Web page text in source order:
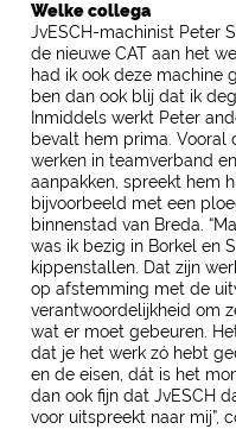
Welke collega
JvESCH-machinist Peter
de nieuwe CAT aan het
had ik ook deze machine
ben dan ook blij dat ik
Inmiddels werkt Peter
bevalt hem prima. Vooral
werken in teamverband
aanpakken, spreekt hem
bijvoorbeeld met een
binnenstad van Breda.
was ik bezig in Borkel en
kippenstallen. Dat zijn
op afstemming met de
verantwoordelijkheid om
wat er moet gebeuren.
dat je het werk zó hebt
en de eisen, dát is het
dan ook fijn dat JvESCH
voor uitspreekt naar mij”,